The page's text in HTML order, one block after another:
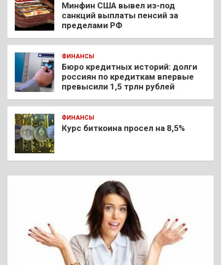
Минфин США вывел из-под
санкций выплаты пенсий за
пределами РФ
ФИНАНСЫ
Бюро кредитных историй: долги
россиян по кредиткам впервые
превысили 1,5 трлн рублей
ФИНАНСЫ
Курс биткоина просел на 8,5%